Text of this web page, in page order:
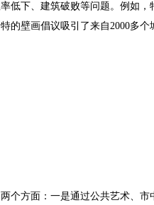
低下、建筑破败等问题。例如，
的壁画倡议吸引了来自2000多个
个方面：一是通过公共艺术、市